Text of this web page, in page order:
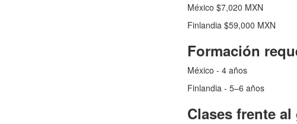
México $7,020 MXN
Finlandia $59,000 MXN
Formación
México - 4 años
Finlandia - 5–6 años
Clases frente